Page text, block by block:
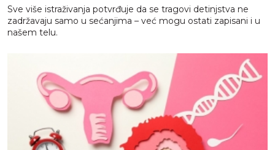
Sve više istraživanja potvrđuje da se tragovi detinjstva ne
zadržavaju samo u sećanjima – već mogu ostati zapisani i u
našem telu.